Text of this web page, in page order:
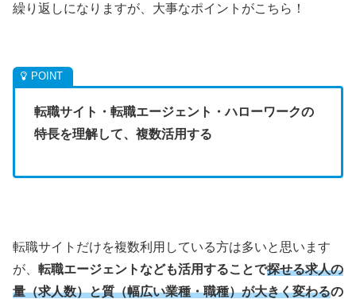
繰り返しになりますが、大事なポイントがこちら！
転職サイト・転職エージェント・ハローワークの
特長を理解して、複数活用する
転職サイトだけを複数利用している方は多いと思います
が、 転職エージェントなども活用することで探せる求人の
量（求人数）と質（幅広い業種・職種）が大きく変わるの